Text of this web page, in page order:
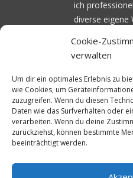
Cookie-
verwalten
Um dir ein optimales Erlebnis zu
wie Cookies, um
zuzugreifen. Wenn du diesen
Daten wie das Surfverhalten oder
verarbeiten. Wenn du deine
zurückziehst, können bestimmte
beeinträchtigt werden.
ich
diverse eigene
schwierig ist
vielen
Serverausfälle
Ladezeiten.
angefangen,
systematisch
Erreichbarkeit
Website
System